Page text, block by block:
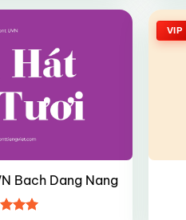
Bach Dang Nang
VIP